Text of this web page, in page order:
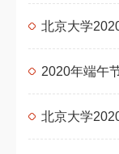
2020年端午